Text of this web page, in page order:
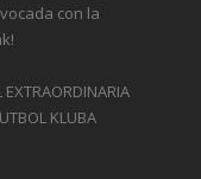
con la
KLUBA